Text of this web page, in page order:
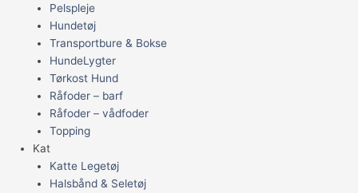
Pelspleje
Hundetøj
Transportbure & Bokse
HundeLygter
Tørkost Hund
Råfoder – barf
Råfoder – vådfoder
Topping
Kat
Katte Legetøj
Halsbånd & Seletøj